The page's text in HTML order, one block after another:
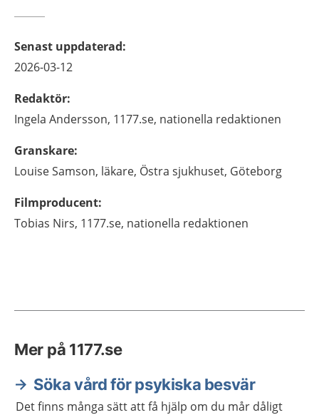
Senast uppdaterad:
2026-03-12
Redaktör:
Ingela Andersson, 1177.se, nationella redaktionen
Granskare:
LouiseSamson, läkare, Östra sjukhuset, Göteborg
Filmproducent:
Tobias Nirs, 1177.se, nationella redaktionen
Mer på 1177.se
Söka vård för psykiska besvär
Det finns många sätt att få hjälp om du mår dåligt